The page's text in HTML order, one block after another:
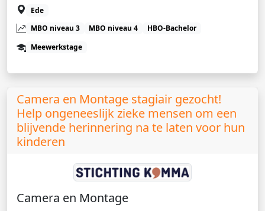
Ede
MBO niveau 3
MBO niveau 4
HBO-Bachelor
Meewerkstage
Camera en Montage stagiair gezocht!
Help ongeneeslijk zieke mensen om een
blijvende herinnering na te laten voor hun
kinderen
Camera en Montage